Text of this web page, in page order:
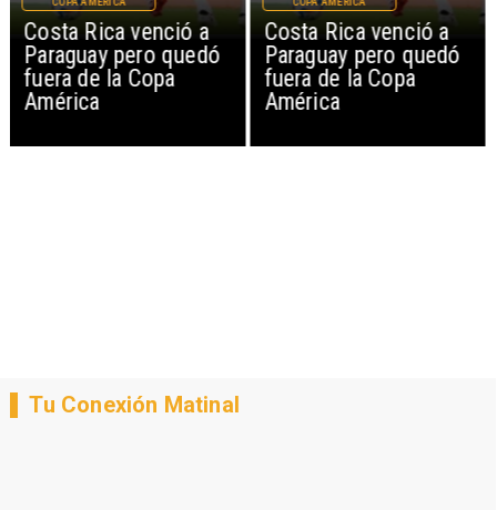
Costa Rica venció a
Paraguay pero quedó
fuera de la Copa
América
COPA AMÉRICA
Costa Rica venció a
Paraguay pero quedó
fuera de la Copa
América
COPA AMÉRICA
Tu Conexión Matinal